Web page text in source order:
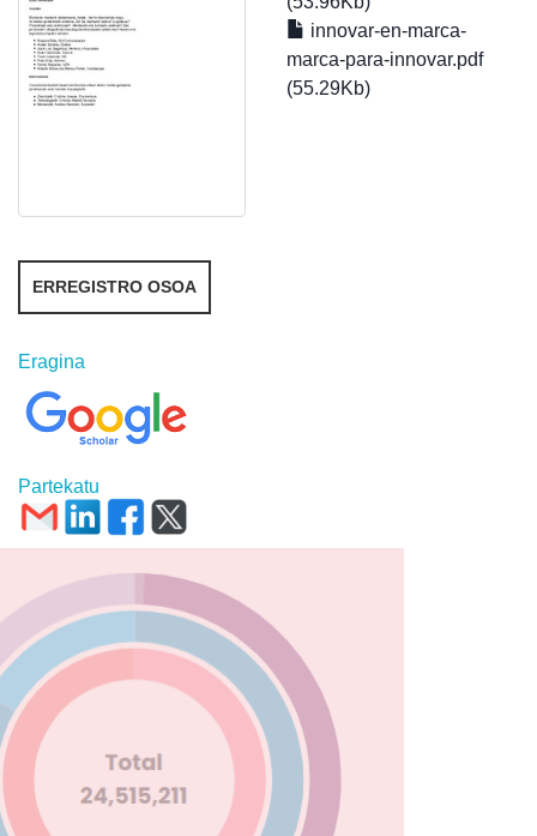
innovar-en-marca-
marca-para-innovar.pdf
(55.29Kb)
ERREGISTRO OSOA
Eragina
Partekatu